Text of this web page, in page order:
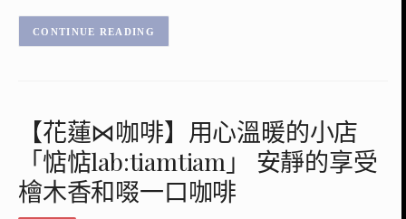
CONTINUE READING
【花蓮⋈咖啡】用心溫暖的小店
「惦惦lab:tiamtiam」 安靜的享受
檜木香和啜一口咖啡